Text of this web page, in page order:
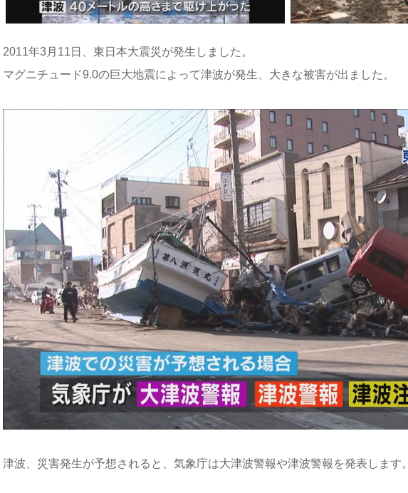
2011年3月11日、東日本大震災が発生しました。
マグニチュード9.0の巨大地震によって津波が発生、大きな被害が出ました。
津波、災害発生が予想されると、気象庁は大津波警報や津波警報を発表します。